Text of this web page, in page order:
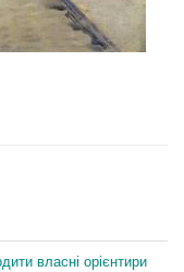
власні орієнтири